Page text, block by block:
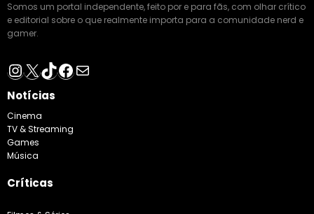
Somos um portal independente, feito por e para fãs, com olhar crítico
e editorial sobre o que realmente importa para a comunidade nerd e
gamer.
Instagram
X TikTok
Facebook
E-mail
Notícias
Cinema
TV & Streaming
Games
Música
Críticas